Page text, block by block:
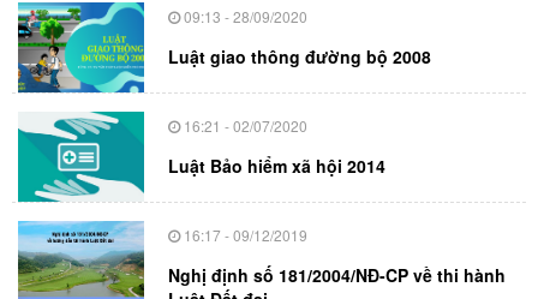
09:13 - 28/09/2020
Luật giao thông đường bộ 2008
16:21 - 02/07/2020
Luật Bảo hiểm xã hội 2014
16:17 - 09/12/2019
Nghị định số 181/2004/NĐ-CP về thi hành